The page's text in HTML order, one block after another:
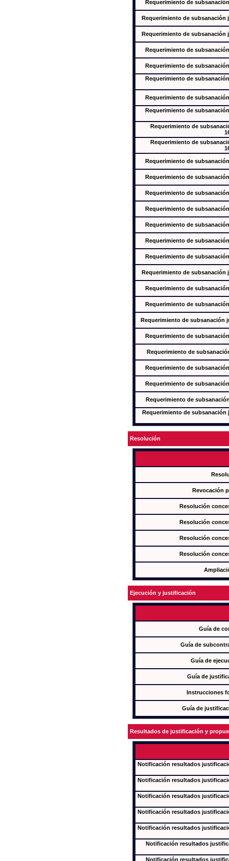
Requerimiento de
Requerimiento de subsanación
Requerimiento de subsanación
Requerimiento de
Requerimiento de
Requerimiento de
Requerimiento de
Requerimiento de
Requerimiento de
Requerimiento de
Requerimiento de
Requerimiento de
Requerimiento de
Requerimiento de
Requerimiento de
Requerimiento de
Requerimiento de
Requerimiento de subsanación
Requerimiento de
Requerimiento de
Requerimiento de subsanación
Requerimiento de
Requerimiento de
Requerimiento de
Requerimiento de
Requerimiento de
Requerimiento de
Resolución
Revocación
Resolución
Resolución
Resolución
Resolución
Ejecución y justificación
Guía de
Guía de
Guía de
Guía de
Instrucciones
Guía de
Resultados de justificación y
Notificación resultados
Notificación resultados
Notificación resultados
Notificación resultados
Notificación resultados
Notificación resultados
Notificación resultados